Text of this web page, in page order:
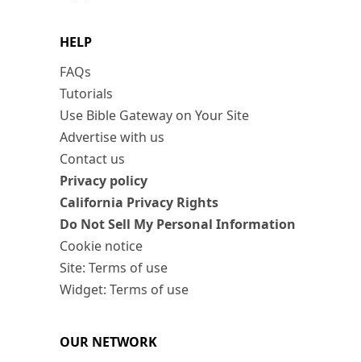
HELP
FAQs
Tutorials
Use Bible Gateway on Your Site
Advertise with us
Contact us
Privacy policy
California Privacy Rights
Do Not Sell My Personal Information
Cookie notice
Site: Terms of use
Widget: Terms of use
OUR NETWORK